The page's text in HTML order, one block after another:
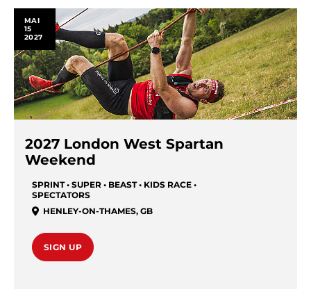
MAI
15
2027
2027 London West Spartan
Weekend
SPRINT • SUPER • BEAST • KIDS RACE •
SPECTATORS
HENLEY-ON-THAMES, GB
SIGN UP